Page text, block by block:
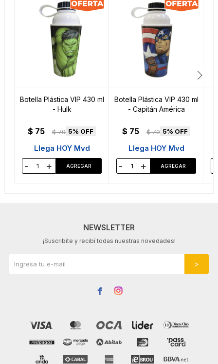
Botella Plástica VIP 430 ml
- Hulk
$ 75 $ 79 5
Llega HOY Mvd
- +
Botella Plástica VIP 430 ml
- Capitán América
$ 75 $ 79 5
Llega HOY Mvd
- +
NEWSLETTER
¡Suscribite y recibí todas nuestras novedades!
 